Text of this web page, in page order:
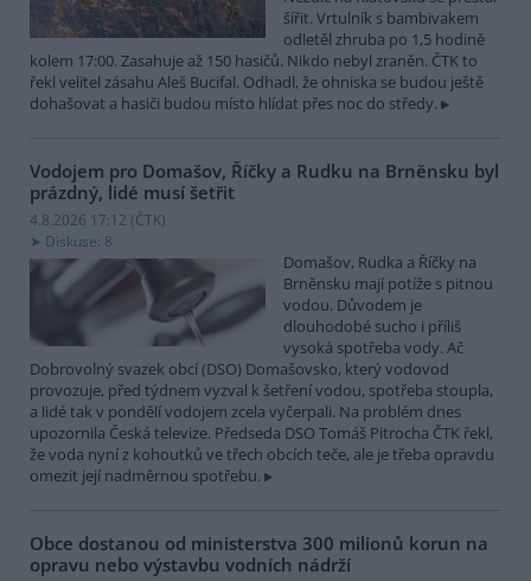
šířit. Vrtulník s bambivakem
odletěl zhruba po 1,5 hodině
kolem 17:00. Zasahuje až 150 hasičů. Nikdo nebyl zraněn. ČTK to
řekl velitel zásahu Aleš Bucifal. Odhadl, že ohniska se budou ještě
dohašovat a hasiči budou místo hlídat přes noc do středy.
Vodojem pro Domašov, Říčky a Rudku na Brněnsku byl
prázdný, lidé musí šetřit
4.8.2026 17:12 (ČTK)
Diskuse: 8
Domašov, Rudka a Říčky na
Brněnsku mají potíže s pitnou
vodou. Důvodem je
dlouhodobé sucho i příliš
vysoká spotřeba vody. Ač
Dobrovolný svazek obcí (DSO) Domašovsko, který vodovod
provozuje, před týdnem vyzval k šetření vodou, spotřeba stoupla,
a lidé tak v pondělí vodojem zcela vyčerpali. Na problém dnes
upozornila Česká televize. Předseda DSO Tomáš Pitrocha ČTK řekl,
že voda nyní z kohoutků ve třech obcích teče, ale je třeba opravdu
omezit její nadměrnou spotřebu.
Obce dostanou od ministerstva 300 milionů korun na
opravu nebo výstavbu vodních nádrží